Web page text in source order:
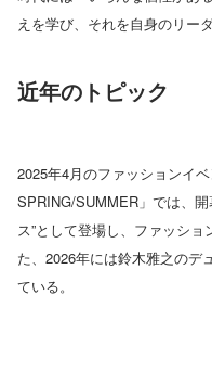
えを学び、それを自身のリー
近年のトピック
2025年4月のファッションイ
SPRING/SUMMER」では、
ス”として登場し、ファッシ
た、2026年には鈴木雅之のデ
ている。